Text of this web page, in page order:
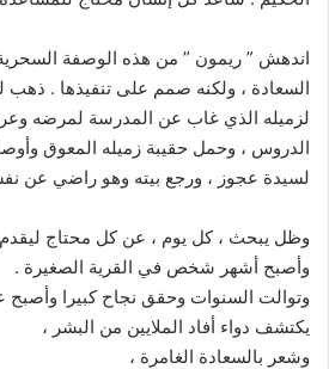
اندهش ” ريمون ” من هذه الوصفة
السعادة ، ولكنه صمم على تنفيذها .
لزميله الذي غاب عن المدرسة لمرضه
الدروس ، وحمل حقيبة زميله المعوق
لسيدة عجوز ، ورجع بيته وهو راضي عن
وظل يبحث ، كل يوم ، عن كل محتاج ليقدم
وأصبح أشهر شخص في القرية الصغيرة .
وتوالت السنوات وحقق نجاح كبيرا وأصبح
يكتشف دواء أفاد الملايين من البشر ،
وشعر بالسعادة الغامرة ،